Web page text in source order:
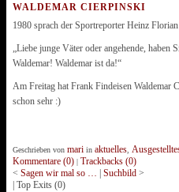
WALDEMAR CIERPINSKI
1980 sprach der Sportreporter Heinz
„Liebe junge Väter oder angehende, haben
Waldemar! Waldemar ist da!“
Am Freitag hat Frank Findeisen Waldemar
schon sehr :)
Geschrieben von mari in aktuelles
Kommentare (0) | Trackbacks (0)
< Sagen wir mal so … Suchbild >
Top Exits (0)